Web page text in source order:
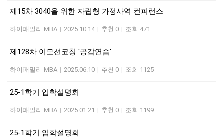
제15차 3040을 위한 자립형 가정사역 컨퍼런스
하이패밀리 MBA | 2025.10.14 | 추천 0 | 조회 471
제128차 이모션코칭 '공감연습'
하이패밀리 MBA | 2025.06.10 | 추천 0 | 조회 1125
25-1학기 입학설명회
하이패밀리 MBA | 2025.01.21 | 추천 0 | 조회 1199
25-1학기 입학설명회